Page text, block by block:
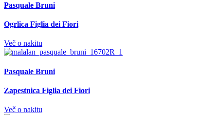
Pasquale Bruni
Ogrlica Figlia dei Fiori
Več o nakitu
Pasquale Bruni
Zapestnica Figlia dei Fiori
Več o nakitu